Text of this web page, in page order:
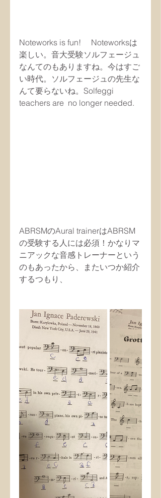
Noteworks is fun! 　Noteworksは
楽しい。音大受験ソルフェージュ
なんてのもありますね。今はすご
い時代。ソルフェージュの先生な
んて要らないね。Solfeggi
teachers are  no longer needed.
ABRSMのAural trainerはABRSM
の受験する人には必須！かなりマ
ニアックな音感トレーナーという
のもあったから、またいつか紹介
するつもり、